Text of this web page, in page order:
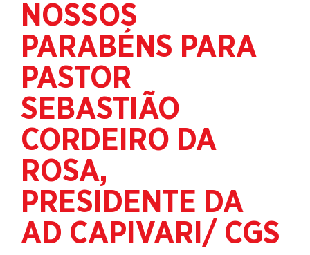
NOSSOS
PARABÉNS PARA
PASTOR
SEBASTIÃO
CORDEIRO DA
ROSA,
PRESIDENTE DA
AD CAPIVARI/ CGS